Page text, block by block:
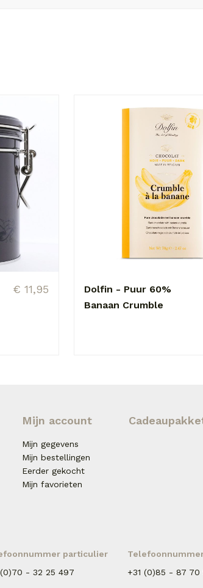
€ 11,95
Dolfin - Puur 60%
Banaan Crumble
Mijn account
Mijn gegevens
Mijn bestellingen
Eerder gekocht
Mijn favorieten
particulier
(0)70 - 32 25 497
+31 (0)85 - 87 70